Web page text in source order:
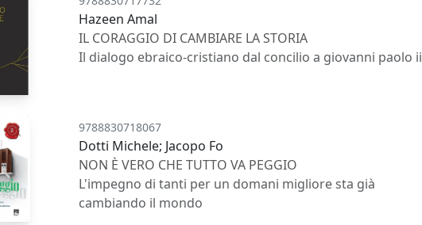
Hazeen Amal
IL CORAGGIO DI CAMBIARE LA STORIA
Il dialogo ebraico-cristiano dal concilio a giovanni paolo ii
9788830718067
Dotti Michele; Jacopo Fo
NON È VERO CHE TUTTO VA PEGGIO
L'impegno di tanti per un domani migliore sta già
cambiando il mondo